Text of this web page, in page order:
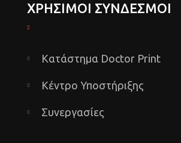
ΧΡΗΣΙΜΟΙ ΣΥΝΔΕΣΜΟΙ
Κατάστημα Doctor Print
Κέντρο Υποστήριξης
Συνεργασίες